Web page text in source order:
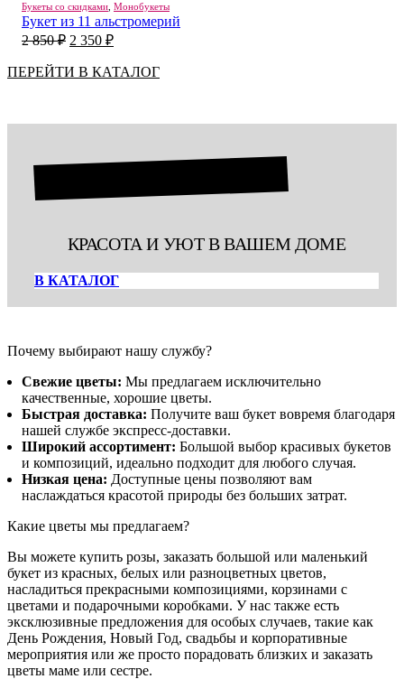
Букеты со скидками Монобукеты
Букет из 11 альстромерий
2 850₽ Первоначальная
составляла
2 350 ₽Текущая
2
ПЕРЕЙТИ В КАТАЛОГ
КРАСОТА И УЮТ В ВАШЕМ ДОМЕ
В КАТАЛОГ
Почему выбирают нашу службу?
Свежие цветы: Мы предлагаем исключительно
качественные, хорошие цветы.
Быстрая доставка: Получите ваш букет вовремя благодаря
нашей службе экспресс-доставки.
Широкий ассортимент: Большой выбор красивых букетов
и композиций, идеально подходит для любого случая.
Низкая цена: Доступные цены позволяют вам
наслаждаться красотой природы без больших затрат.
Какие цветы мы предлагаем?
Вы можете купить розы, заказать большой или маленький
букет из красных, белых или разноцветных цветов,
насладиться прекрасными композициями, корзинами с
цветами и подарочными коробками. У нас также есть
эксклюзивные предложения для особых случаев, такие как
День Рождения, Новый Год, свадьбы и корпоративные
мероприятия или же просто порадовать близких и заказать
цветы маме или сестре.